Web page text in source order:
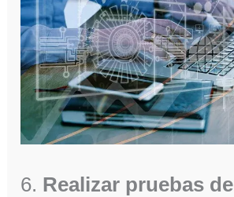
6. Realizar pruebas de